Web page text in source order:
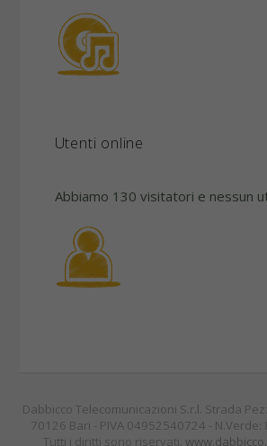
Utenti online
Abbiamo 130 visitatori e nessun
Dabbicco Telecomunicazioni S.r.l. Strada
70126 Bari - PIVA 04952540724 -
Tutti i diritti sono riservati.